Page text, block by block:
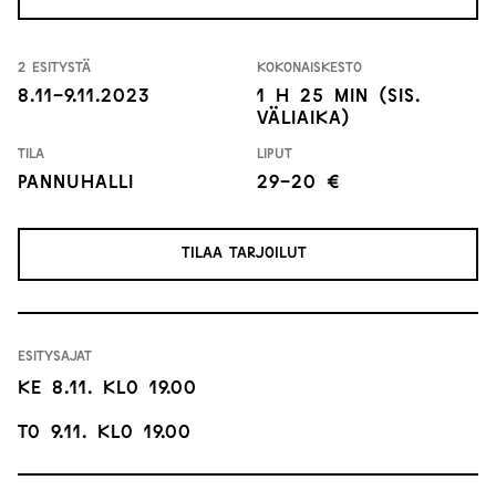
2 esitystä
8.11-9.11.2023
Kokonaiskesto
1 h 25 min (sis.
väliaika)
Tila
Pannuhalli
Liput
29-20 €
TILAA TARJOILUT
Esitysajat
Ke 8.11. klo 19.00
To 9.11. klo 19.00